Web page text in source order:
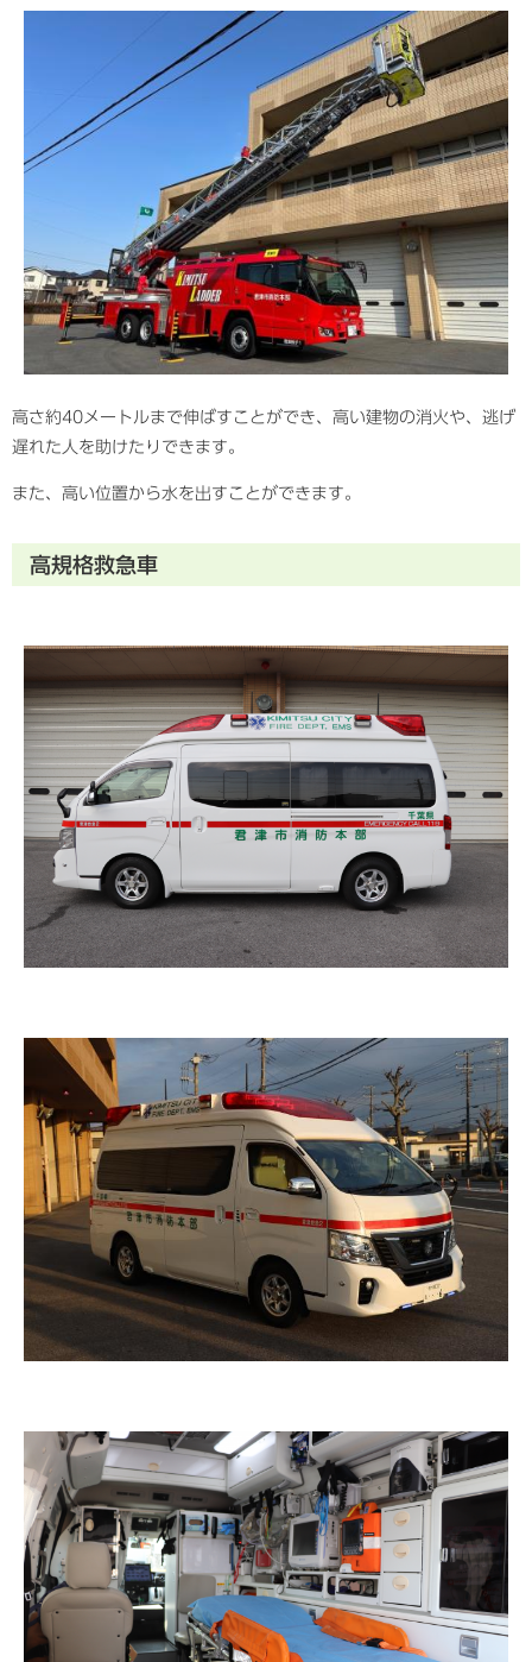
高さ約40メートルまで伸ばすことができ、高い建物の消火や、逃げ
遅れた人を助けたりできます。
また、高い位置から水を出すことができます。
高規格救急車